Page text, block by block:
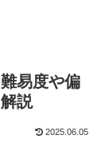
易度や偏
説
2025.06.05